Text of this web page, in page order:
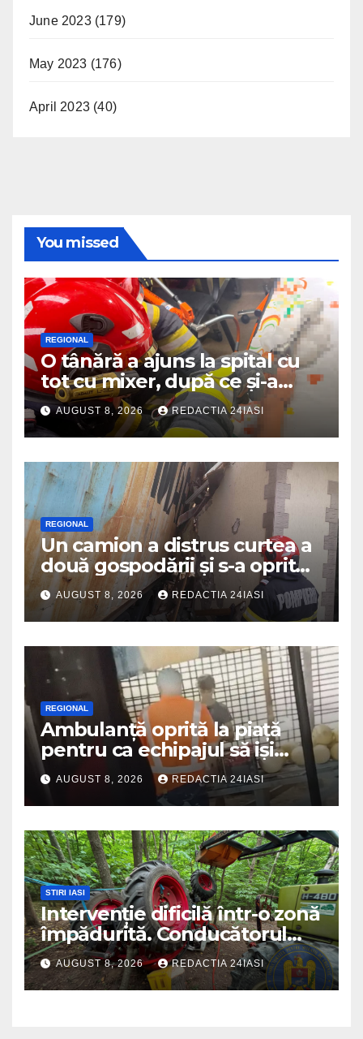
June 2023(179)
May 2023 (176)
April 2023 (40)
You missed
REGIONAL
O tânără a ajuns la spital cu
tot cu mixer, după ce și-a
prins degetul în aparat
AUGUST 8, 2026 REDACTIA 24IASI
REGIONAL
Un camion a distrus curtea a
două gospodării și s-a oprit
intr-o locuință
AUGUST 8, 2026 REDACTIA 24IASI
REGIONAL
Ambulanță oprită la piață
pentru ca echipajul să iși
cumpere pepene și legume.
DSU a anuntat că va aplica
sancțiuni
AUGUST 8, 2026 REDACTIA 24IASI
STIRI IASI
Intervenție dificilă într-o zonă
împădurită. Conducătorul
unui tractor răsturnat, salvat
prin efortul comun al
echipajelor de intervenție
AUGUST 8, 2026 REDACTIA 24IASI